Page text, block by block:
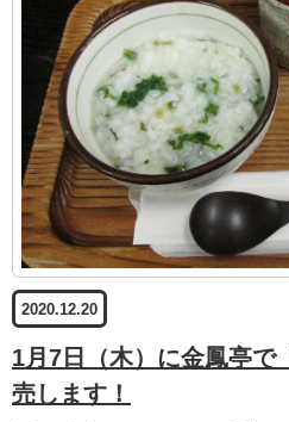
2020.12.20
1月7日（木）に金鳳亭で
売します！